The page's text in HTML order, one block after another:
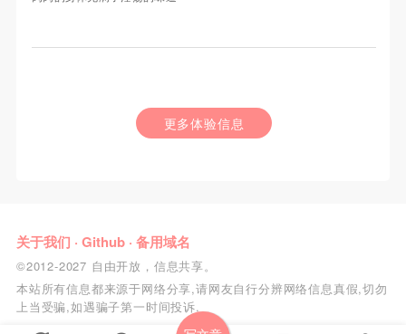
更多体验信息
关于我们 · Github· 备用域名
©2012-2027 自由开放，信息共享。
本站所有信息都来源于网络分享,请网友自行分辨网络信息真假,切勿
上当受骗,如遇骗子第一时间投诉.